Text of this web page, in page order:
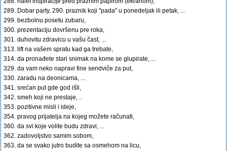
289. Dobar party, 290. praznik koji "pada" u ponedeljak ili petak, ...
299. bezbolnu posetu zubaru,
300. prezentaciju dovršenu pre roka,
301. duhovitu zdravicu u vašu čast, ...
313. lift na vašem spratu kad ga trebate,
314. da pronađete stari snimak na kome se glupirate, ...
329. da vam neko napravi fine sendviče za put,
330. zaradu na deonicama, ...
341. srećan put gde god išli,
342. smeh koji ne prestaje, ..
353. pozitivne misli i ideje,
354. pravog prijatelja na kojeg možete računati,
360. da svi koje volite budu zdravi, ...
362. zadovoljstvo samim sobom,
363. da se svako jutro budite sa osmehom na licu,